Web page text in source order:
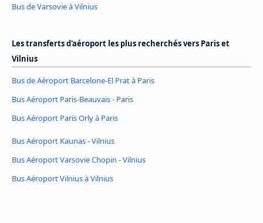
Bus de Varsovie à Vilnius
Les transferts d'aéroport les plus recherchés vers Paris et
Vilnius
Bus de Aéroport Barcelone-El Prat à Paris
Bus Aéroport Paris-Beauvais - Paris
Bus Aéroport Paris Orly à Paris
Bus Aéroport Kaunas - Vilnius
Bus Aéroport Varsovie Chopin - Vilnius
Bus Aéroport Vilnius à Vilnius